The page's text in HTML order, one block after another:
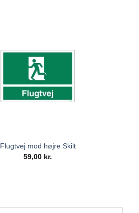
Flugtvej mod højre Skilt
59,00 kr.